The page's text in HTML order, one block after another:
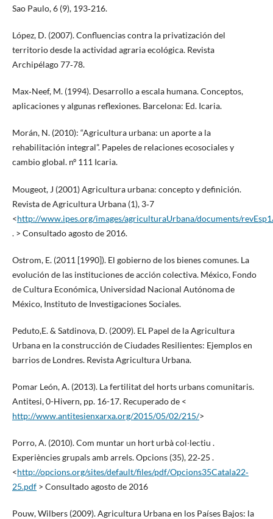
Sao Paulo, 6 (9), 193‐216.
López, D. (2007). Confluencias contra la privatización del
territorio desde la actividad agraria ecológica. Revista
Archipélago 77‐78.
Max‐Neef, M. (1994). Desarrollo a escala humana. Conceptos,
aplicaciones y algunas reflexiones. Barcelona: Ed. Icaria.
Morán, N. (2010): “Agricultura urbana: un aporte a la
rehabilitación integral”. Papeles de relaciones ecosociales y
cambio global. nº 111 Icaria.
Mougeot, J (2001) Agricultura urbana: concepto y definición.
Revista de Agricultura Urbana (1), 3‐7
<http://www.ipes.org/images/agriculturaUrbana/documents/
. > Consultado agosto de 2016.
Ostrom, E. (2011 [1990]). El gobierno de los bienes comunes. La
evolución de las instituciones de acción colectiva. México, Fondo
de Cultura Económica, Universidad Nacional Autónoma de
México, Instituto de Investigaciones Sociales.
Peduto,E. & Satdinova, D. (2009). EL Papel de la Agricultura
Urbana en la construcción de Ciudades Resilientes: Ejemplos en
barrios de Londres. Revista Agricultura Urbana.
Pomar León, A. (2013). La fertilitat del horts urbans comunitaris.
Antitesi, 0-Hivern, pp. 16-17. Recuperado de <
http://www.antitesienxarxa.org/2015/05/02/215/>
Porro, A. (2010). Com muntar un hort urbà col∙lectiu .
Experiències grupals amb arrels. Opcions (35), 22‐25 .
<http://opcions.org/sites/default/files/pdf/Opcions35Catala22‐
25.pdf> Consultado agosto de 2016
Pouw, Wilbers (2009). Agricultura Urbana en los Países Bajos: la